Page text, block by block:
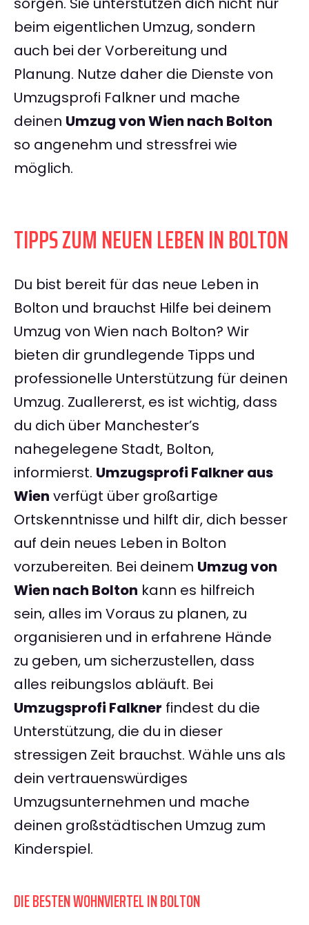
beim eigentlichen Umzug, sondern
auch bei der Vorbereitung und
Planung. Nutze daher die Dienste von
Umzugsprofi Falkner und mache
deinen Umzug von Wien nach Bolton
so angenehm und stressfrei wie
möglich.
TIPPS ZUM NEUEN LEBEN IN BOLTON
Du bist bereit für das neue Leben in
Bolton und brauchst Hilfe bei deinem
Umzug von Wien nach Bolton? Wir
bieten dir grundlegende Tipps und
professionelle Unterstützung für deinen
Umzug. Zuallererst, es ist wichtig, dass
du dich über Manchester’s
nahegelegene Stadt, Bolton,
informierst. Umzugsprofi Falkner aus
Wien verfügt über großartige
Ortskenntnisse und hilft dir, dich besser
auf dein neues Leben in Bolton
vorzubereiten. Bei deinem Umzug von
Wien nach Bolton kann es hilfreich
sein, alles im Voraus zu planen, zu
organisieren und in erfahrene Hände
zu geben, um sicherzustellen, dass
alles reibungslos abläuft. Bei
Umzugsprofi Falkner findest du die
Unterstützung, die du in dieser
stressigen Zeit brauchst. Wähle uns als
dein vertrauenswürdiges
Umzugsunternehmen und mache
deinen großstädtischen Umzug zum
Kinderspiel.
DIE BESTEN WOHNVIERTEL IN BOLTON